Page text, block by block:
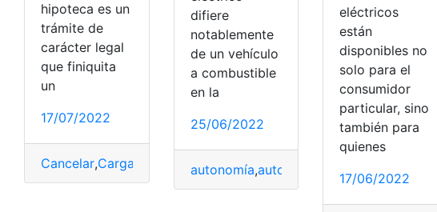
Nominación,procurador,Requisitos
hipoteca es un
trámite de
carácter legal
que finiquita
un
17/07/2022
Cancelar,Carga documento, España hipoteca
difiere
notablemente
de un vehículo
a combustible
en la
25/06/2022
autonomía,autos eléctricos ,Carga ,sistema
eléctricos
están
disponibles no
solo para el
consumidor
particular, sino
también para
quienes
17/06/2022